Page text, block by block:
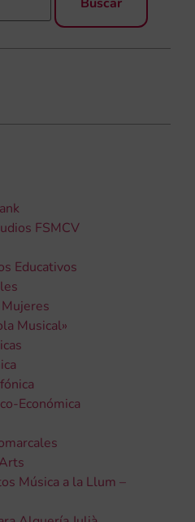
FSMCV
Educativos
Musical»
Económica
Música a la Llum –